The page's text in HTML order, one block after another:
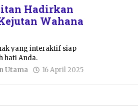
Hadirkan
Wahana
yang interaktif siap
hati Anda.
Utama 16 April 2025
Cahyaningtias